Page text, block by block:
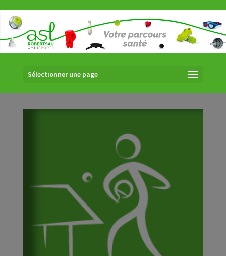
Sélectionner une page